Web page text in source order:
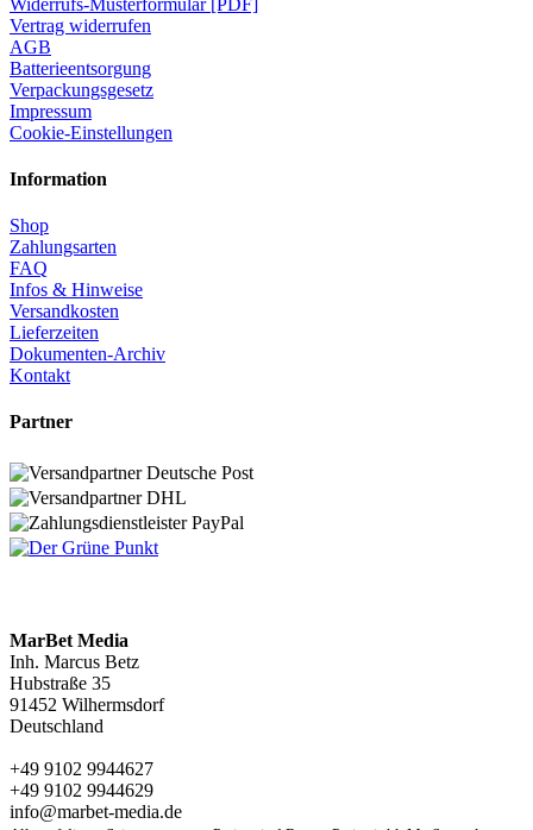
Vertrag widerrufen
AGB
Batterieentsorgung
Verpackungsgesetz
Impressum
Cookie-Einstellungen
Information
Shop
Zahlungsarten
FAQ
Infos & Hinweise
Versandkosten
Lieferzeiten
Dokumenten-Archiv
Kontakt
Partner
MarBet Media
Inh. Marcus Betz
Hubstraße 35
91452 Wilhermsdorf
Deutschland
+49 9102 9944627
+49 9102 9944629
info@marbet-media.de